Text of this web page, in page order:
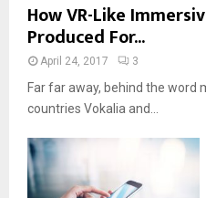
How VR-Like
Produced For...
April 24, 2017 3
Far far away, behind the word
countries Vokalia and...